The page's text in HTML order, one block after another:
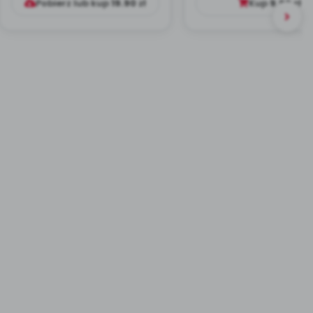
Pobierz lub kup19.90 zł Kup9.99 zł